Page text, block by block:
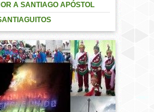
A SANTIAGO APÓSTOL